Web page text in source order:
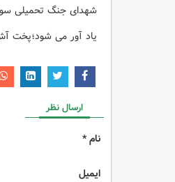
یاد آور می شود؛پخت آش
ارسال نظر
نام *
ایمیل